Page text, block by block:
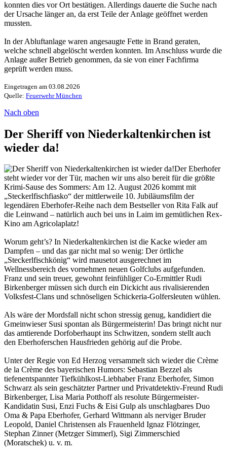
konnten dies vor Ort bestätigen. Allerdings dauerte die Suche nach
der Ursache länger an, da erst Teile der Anlage geöffnet werden
mussten.
In der Abluftanlage waren angesaugte Fette in Brand geraten,
welche schnell abgelöscht werden konnten. Im Anschluss wurde die
Anlage außer Betrieb genommen, da sie von einer Fachfirma
geprüft werden muss.
Eingetragen am 03.08.2026
Quelle: Feuerwehr München
Nach oben
Der Sheriff von Niederkaltenkirchen ist
wieder da!
Der Eberhofer
steht wieder vor der Tür, machen wir uns also bereit für die größte
Krimi-Sause des Sommers: Am 12. August 2026 kommt mit
„Steckerlfischfiasko“ der mittlerweile 10. Jubiläumsfilm der
legendären Eberhofer-Reihe nach dem Bestseller von Rita Falk auf
die Leinwand – natürlich auch bei uns in Laim im gemütlichen Rex-
Kino am Agricolaplatz!
Worum geht’s? In Niederkaltenkirchen ist die Kacke wieder am
Dampfen – und das gar nicht mal so wenig: Der örtliche
„Steckerlfischkönig“ wird mausetot ausgerechnet im
Wellnessbereich des vornehmen neuen Golfclubs aufgefunden.
Franz und sein treuer, gewohnt feinfühliger Co-Ermittler Rudi
Birkenberger müssen sich durch ein Dickicht aus rivalisierenden
Volksfest-Clans und schnöseligen Schickeria-Golfersleuten wühlen.
Als wäre der Mordsfall nicht schon stressig genug, kandidiert die
Gmeinwieser Susi spontan als Bürgermeisterin! Das bringt nicht nur
das amtierende Dorfoberhaupt ins Schwitzen, sondern stellt auch
den Eberhoferschen Hausfrieden gehörig auf die Probe.
Unter der Regie von Ed Herzog versammelt sich wieder die Crème
de la Crème des bayerischen Humors: Sebastian Bezzel als
tiefenentspannter Tiefkühlkost-Liebhaber Franz Eberhofer, Simon
Schwarz als sein geschätzter Partner und Privatdetektiv-Freund Rudi
Birkenberger, Lisa Maria Potthoff als resolute Bürgermeister-
Kandidatin Susi, Enzi Fuchs & Eisi Gulp als unschlagbares Duo
Oma & Papa Eberhofer, Gerhard Wittmann als nerviger Bruder
Leopold, Daniel Christensen als Frauenheld Ignaz Flötzinger,
Stephan Zinner (Metzger Simmerl), Sigi Zimmerschied
(Moratschek) u. v. m.